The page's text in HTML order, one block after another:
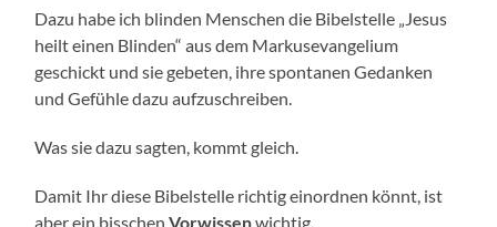
Dazu habe ich blinden Menschen die Bibelstelle „Jesus
heilt einen Blinden“ aus dem Markusevangelium
geschickt und sie gebeten, ihre spontanen Gedanken
und Gefühle dazu aufzuschreiben.
Was sie dazu sagten, kommt gleich.
Damit Ihr diese Bibelstelle richtig einordnen könnt, ist
aber ein bisschenVorwissenwichtig.